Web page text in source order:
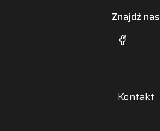
Znajdź nas
Kontakt